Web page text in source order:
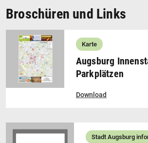
Broschüren und Links
Karte
Augsburg
Parkplätzen
Download
Stadt Augsburg